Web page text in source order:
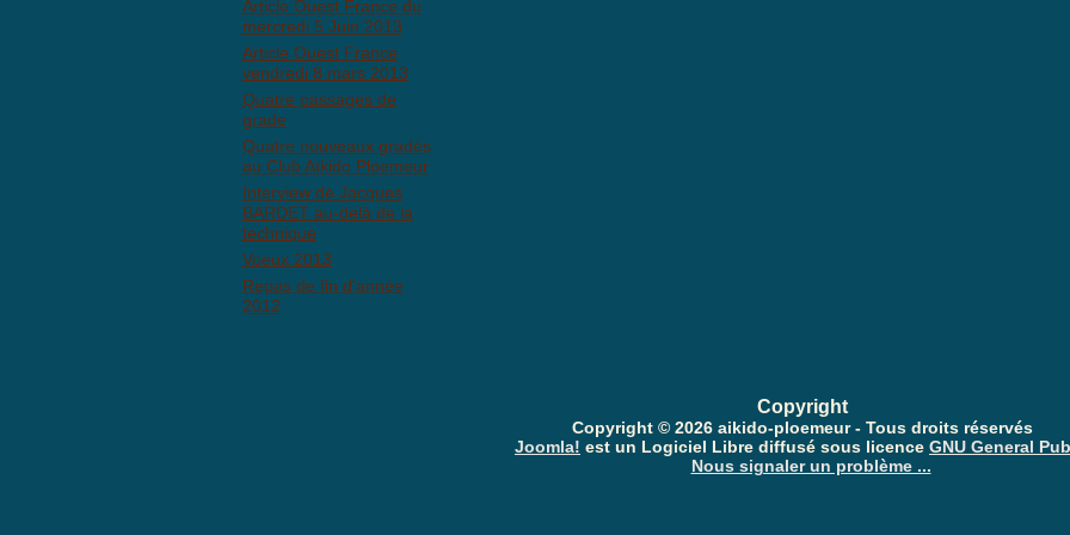
Article Ouest France du
mercredi 5 Juin 2013
Article Ouest France
vendredi 8 mars 2013
Quatre passages de
grade
Quatre nouveaux gradés
au Club Aïkido Ploemeur
Interview de Jacques
BARDET au-delà de la
technique
Voeux 2013
Repas de fin d'année
2012
Copyright
Copyright © 2026 aikido-ploemeur - Tous droits réservés
Joomla! est un Logiciel Libre diffusé sous licence GNU General
Nous signaler un problème ...